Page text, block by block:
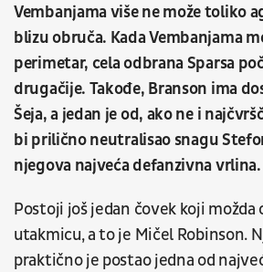
Vembanjama više ne može toliko
blizu obruča. Kada Vembanjama
perimetar, cela odbrana Sparsa
drugačije. Takođe, Branson ima
Šeja, a jedan je od, ako ne i
bi prilično neutralisao snagu
njegova najveća defanzivna vrlina.
Postoji još jedan čovek koji možda
utakmicu, a to je Mičel Robinson.
praktično je postao jedna od